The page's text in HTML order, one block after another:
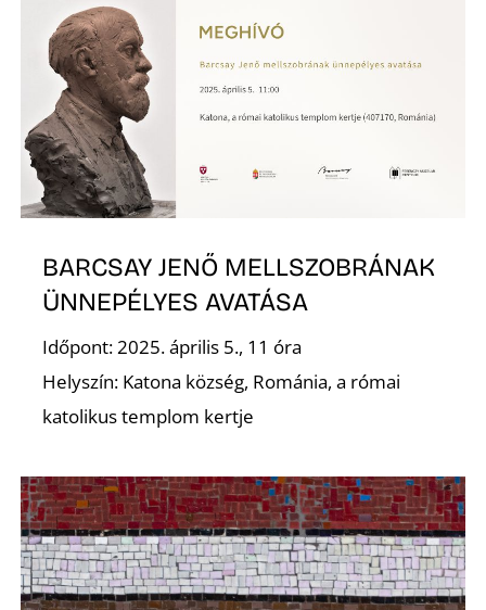
BARCSAY JENŐ MELLSZOBRÁNAK
ÜNNEPÉLYES AVATÁSA
Időpont: 2025. április 5., 11 óra
Helyszín: Katona község, Románia, a római
katolikus templom kertje